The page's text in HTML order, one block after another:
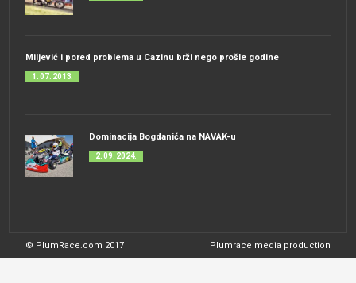
Miljević i pored problema u Cazinu brži nego prošle godine
1. 07. 2013.
Dominacija Bogdanića na NAVAK-u
2. 09. 2024.
© PlumRace.com 2017 Plumrace media production